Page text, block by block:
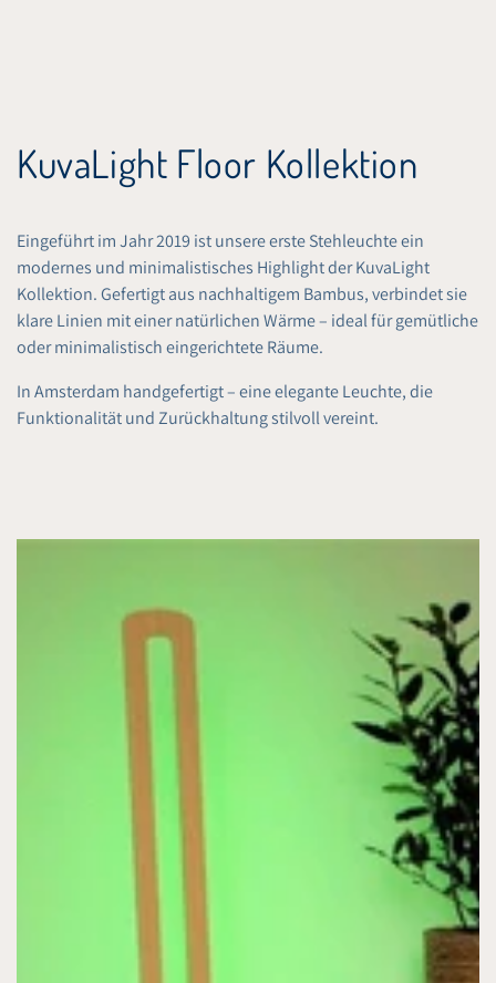
Kollektion:
KuvaLight Floor Kollektion
Eingeführt im Jahr 2019 ist unsere erste Stehleuchte ein
modernes und minimalistisches Highlight der KuvaLight
Kollektion. Gefertigt aus nachhaltigem Bambus, verbindet sie
klare Linien mit einer natürlichen Wärme – ideal für gemütliche
oder minimalistisch eingerichtete Räume.
In Amsterdam handgefertigt – eine elegante Leuchte, die
Funktionalität und Zurückhaltung stilvoll vereint.